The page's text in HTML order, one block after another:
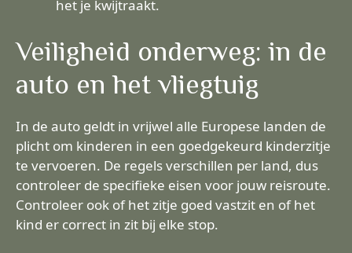
het je kwijtraakt.
Veiligheid onderweg: in de
auto en het vliegtuig
In de auto geldt in vrijwel alle Europese landen de
plicht om kinderen in een goedgekeurd kinderzitje
te vervoeren. De regels verschillen per land, dus
controleer de specifieke eisen voor jouw reisroute.
Controleer ook of het zitje goed vastzit en of het
kind er correct in zit bij elke stop.